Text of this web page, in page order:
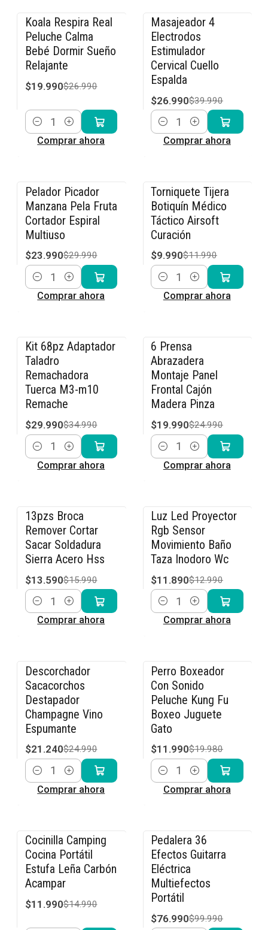
-26% OFF
Koala Respira Real
Peluche Calma
Bebé Dormir Sueño
Relajante
$19.990$26.990
Cantidad
Comprar ahora
-33% OFF
Masajeador 4
Electrodos
Estimulador
Cervical Cuello
Espalda
$26.990$39.990
Cantidad
Comprar ahora
-20% OFF
Pelador Picador
Manzana Pela Fruta
Cortador Espiral
Multiuso
$23.990$29.990
Cantidad
Comprar ahora
-17% OFF
Torniquete Tijera
Botiquín Médico
Táctico Airsoft
Curación
$9.990$11.990
Cantidad
Comprar ahora
-14% OFF
Kit 68pz Adaptador
Taladro
Remachadora
Tuerca M3-m10
Remache
$29.990$34.990
Cantidad
Comprar ahora
-20% OFF
6 Prensa
Abrazadera
Montaje Panel
Frontal Cajón
Madera Pinza
$19.990$24.990
Cantidad
Comprar ahora
-15% OFF
13pzs Broca
Remover Cortar
Sacar Soldadura
Sierra Acero Hss
$13.590$15.990
Cantidad
Comprar ahora
-8% OFF
Luz Led Proyector
Rgb Sensor
Movimiento Baño
Taza Inodoro Wc
$11.890$12.990
Cantidad
Comprar ahora
-15% OFF
Descorchador
Sacacorchos
Destapador
Champagne Vino
Espumante
$21.240$24.990
Cantidad
Comprar ahora
-40% OFF
Perro Boxeador
Con Sonido
Peluche Kung Fu
Boxeo Juguete
Gato
$11.990$19.980
Cantidad
Comprar ahora
-20% OFF
Cocinilla Camping
Cocina Portátil
Estufa Leña Carbón
Acampar
$11.990$14.990
-23% OFF
Pedalera 36
Efectos Guitarra
Eléctrica
Multiefectos
Portátil
$76.990$99.990